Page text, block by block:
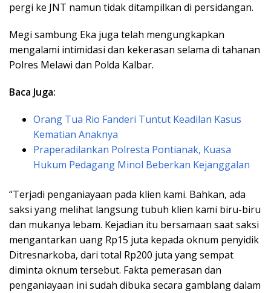
pergi ke JNT namun tidak ditampilkan di persidangan.
Megi sambung Eka juga telah mengungkapkan
mengalami intimidasi dan kekerasan selama di tahanan
Polres Melawi dan Polda Kalbar.
Baca Juga:
Orang Tua Rio Fanderi Tuntut Keadilan Kasus
Kematian Anaknya
Praperadilankan Polresta Pontianak, Kuasa
Hukum Pedagang Minol Beberkan Kejanggalan
“Terjadi penganiayaan pada klien kami. Bahkan, ada
saksi yang melihat langsung tubuh klien kami biru-biru
dan mukanya lebam. Kejadian itu bersamaan saat saksi
mengantarkan uang Rp15 juta kepada oknum penyidik
Ditresnarkoba, dari total Rp200 juta yang sempat
diminta oknum tersebut. Fakta pemerasan dan
penganiayaan ini sudah dibuka secara gamblang dalam